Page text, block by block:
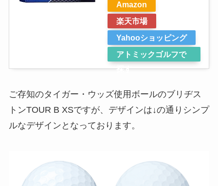
Amazon
楽天市場
Yahooショッピング
アトミックゴルフで
探す
ご存知のタイガー・ウッズ使用ボールのブリヂス
トンTOUR B XSですが、デザインは↓の通りシンプ
ルなデザインとなっております。